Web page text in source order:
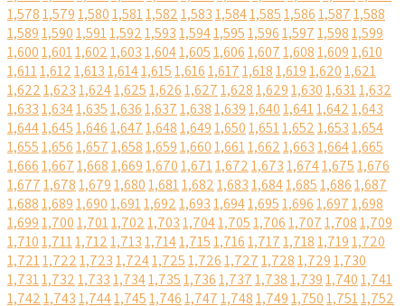
1,5781,5791,5801,5811,5821,5831,5841,5851,5861,5871,588
1,5891,5901,5911,5921,5931,5941,5951,5961,5971,5981,599
1,6001,6011,6021,6031,6041,6051,6061,6071,6081,6091,610
1,6111,6121,6131,6141,6151,6161,6171,6181,6191,6201,621
1,6221,6231,6241,6251,6261,6271,6281,6291,6301,6311,632
1,6331,6341,6351,6361,6371,6381,6391,6401,6411,6421,643
1,6441,6451,6461,6471,6481,6491,6501,6511,6521,6531,654
1,6551,6561,6571,6581,6591,6601,6611,6621,6631,6641,665
1,6661,6671,6681,6691,6701,6711,6721,6731,6741,6751,676
1,6771,6781,6791,6801,6811,6821,6831,6841,6851,6861,687
1,6881,6891,6901,6911,6921,6931,6941,6951,6961,6971,698
1,6991,7001,7011,7021,7031,7041,7051,7061,7071,7081,709
1,7101,7111,7121,7131,7141,7151,7161,7171,7181,7191,720
1,7211,7221,7231,7241,7251,7261,7271,7281,7291,730
1,7311,7321,7331,7341,7351,7361,7371,7381,7391,7401,741
1,7421,7431,7441,7451,7461,7471,7481,7491,7501,7511,752